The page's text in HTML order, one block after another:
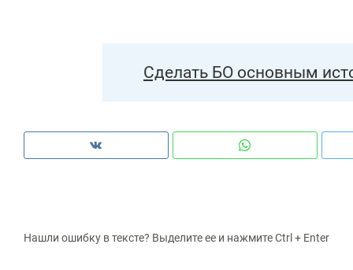
Сделать БО основным
Нашли ошибку в тексте? Выделите ее и нажмите Ctrl + Enter